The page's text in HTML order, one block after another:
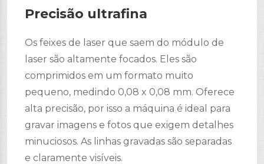
Precisão ultrafina
Os feixes de laser que saem do módulo de
laser são altamente focados. Eles são
comprimidos em um formato muito
pequeno, medindo 0,08 x 0,08 mm. Oferece
alta precisão, por isso a máquina é ideal para
gravar imagens e fotos que exigem detalhes
minuciosos. As linhas gravadas são separadas
e claramente visíveis.